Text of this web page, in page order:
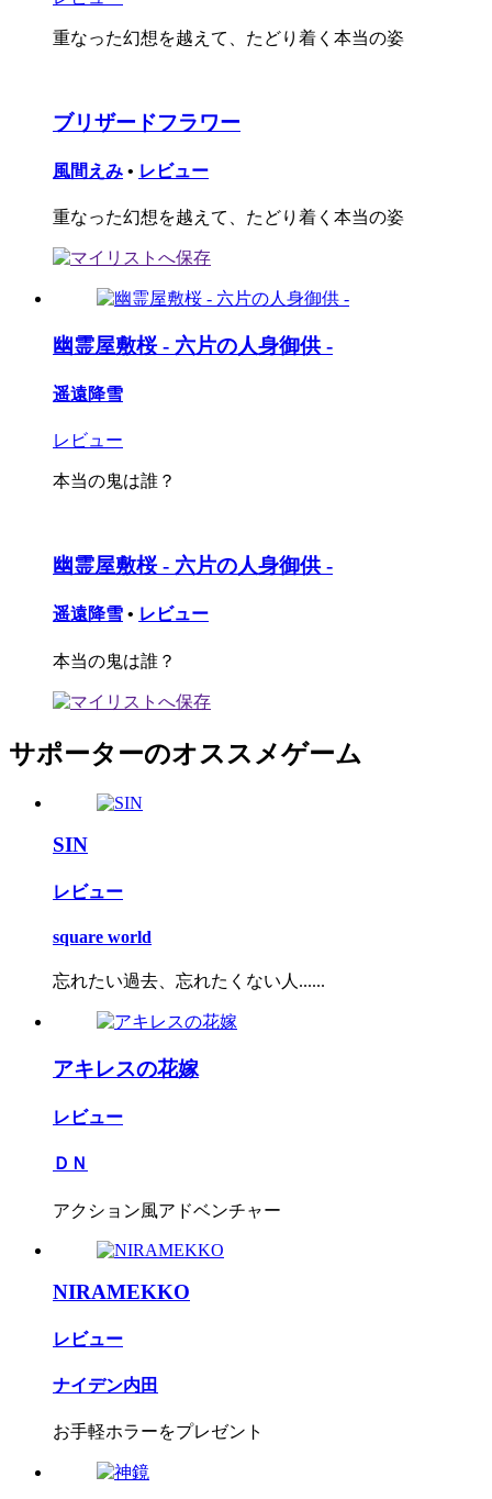
重なった幻想を越えて、たどり着く本当の姿
ブリザードフラワー
風間えみ • レビュー
重なった幻想を越えて、たどり着く本当の姿
幽霊屋敷桜 - 六片の人身御供 -
遥遠降雪
レビュー
本当の鬼は誰？
幽霊屋敷桜 - 六片の人身御供 -
遥遠降雪 • レビュー
本当の鬼は誰？
サポーターのオススメゲーム
SIN
レビュー
square world
忘れたい過去、忘れたくない人......
アキレスの花嫁
レビュー
ＤＮ
アクション風アドベンチャー
NIRAMEKKO
レビュー
ナイデン内田
お手軽ホラーをプレゼント